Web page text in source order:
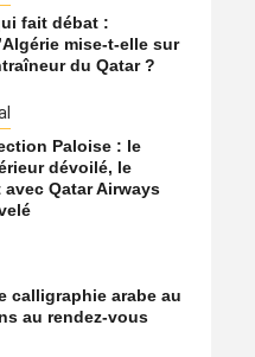
la Turquie
fait débat :
mise-t-elle sur
du Qatar ?
Paloise : le
dévoilé, le
avec Qatar Airways
calligraphie arabe au
au rendez-vous